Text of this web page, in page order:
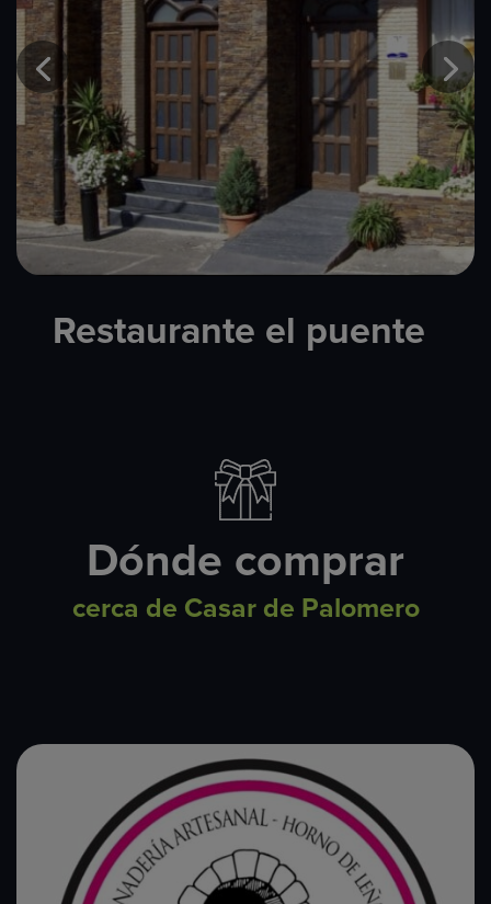
Restaurante el puente​
Dónde comprar
cerca de Casar de Palomero